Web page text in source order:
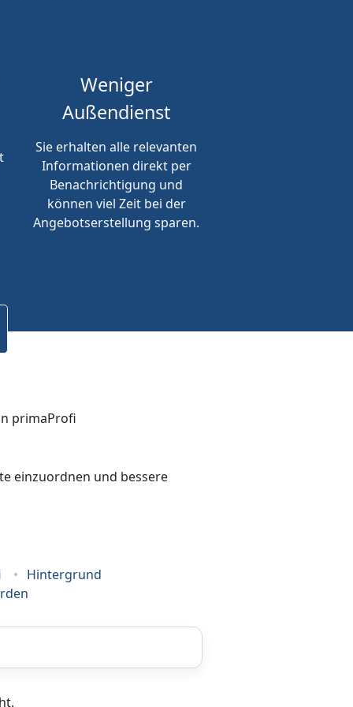
Weniger
Außendienst
Sie erhalten alle relevanten
Informationen direkt per
Benachrichtigung und
können viel Zeit bei der
Angebotserstellung sparen.
einzuordnen und bessere
Hintergrund